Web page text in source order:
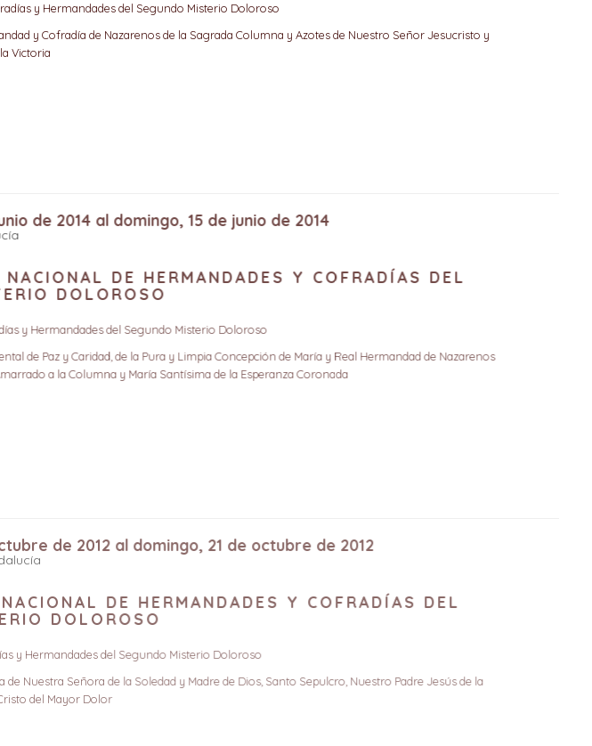
y Hermandades del Segundo Misterio Doloroso
y Cofradía de Nazarenos de la Sagrada Columna y Azotes de Nuestro Señor Jesucristo y
Victoria
de 2014 al domingo, 15 de junio de 2014
NACIONAL DE HERMANDADES Y COFRADÍAS DEL
DOLOROSO
y Hermandades del Segundo Misterio Doloroso
de Paz y Caridad, de la Pura y Limpia Concepción de María y Real Hermandad de Nazarenos
a la Columna y María Santísima de la Esperanza Coronada
de 2012 al domingo, 21 de octubre de 2012
NACIONAL DE HERMANDADES Y COFRADÍAS DEL
DOLOROSO
y Hermandades del Segundo Misterio Doloroso
de Nuestra Señora de la Soledad y Madre de Dios, Santo Sepulcro, Nuestro Padre Jesús de la
Cristo del Mayor Dolor